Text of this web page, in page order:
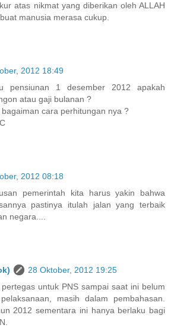
atas nikmat yang diberikan oleh ALLAH
manusia merasa cukup.
2012 18:49
pensiunan 1 desember 2012 apakah
atau gaji bulanan ?
cara perhitungan nya ?
2012 08:18
pemerintah kita harus yakin bahwa
pastinya itulah jalan yang terbaik
negara....
28 Oktober, 2012 19:25
untuk PNS sampai saat ini belum
masih dalam pembahasan.
2012 sementara ini hanya berlaku bagi